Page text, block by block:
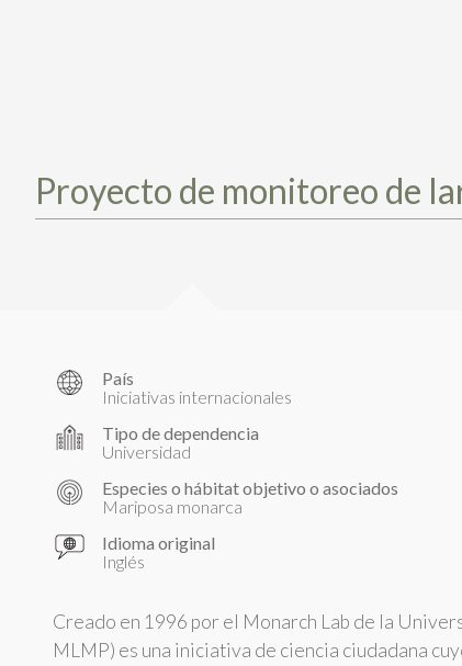
Proyecto de monitoreo de
País
Iniciativas internacionales
Tipo de dependencia
Universidad
Especies o hábitat objetivo o asociados
Mariposa monarca
Idioma original
Inglés
Creado en 1996 por el Monarch Lab de la
MLMP) es una iniciativa de ciencia ciudadana